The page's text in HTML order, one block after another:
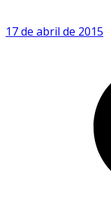
17 de abril de 2015